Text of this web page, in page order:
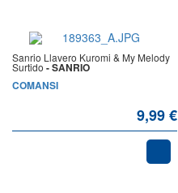
Sanrio Llavero Kuromi & My Melody
Surtido - SANRIO
COMANSI
9,99 €